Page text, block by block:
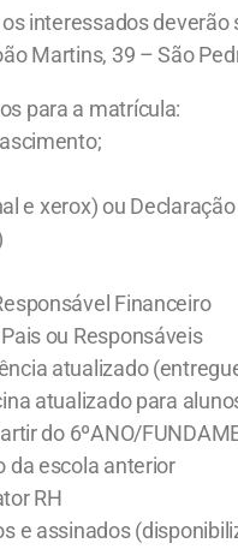
interessados
Martins, 39 – São
para a matrícula:
e xerox) ou
Financeiro
ou Responsáveis
atualizado
atualizado para
do 6ºANO/
da escola anterior
RH
e assinados